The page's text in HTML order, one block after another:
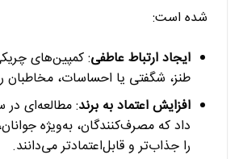
شده است:
ایجاد ارتباط عاطفی: کمپین‌های
طنز، شگفتی یا احساسات، مخاطبان
افزایش اعتماد به برند
داد که مصرف‌کنندگان، به‌ویژه
را جذاب‌تر و قابل‌اعتمادتر می‌دانند.